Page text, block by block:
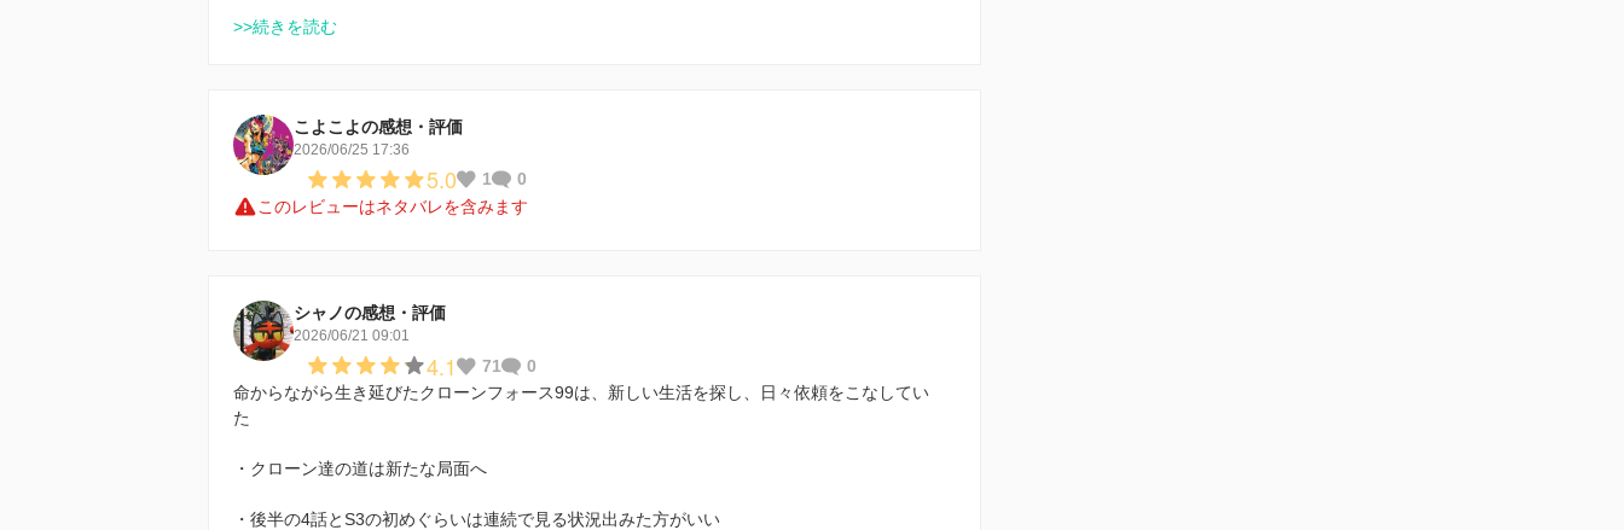
>>続きを読む
こよこよの感想・評価
2026/06/25 17:36
5.0 1
0
このレビューはネタバレを含みます
シャノの感想・評価
2026/06/21 09:01
4.1 71
0
命からながら生き延びたクローンフォース99は、新しい生活を探し、日々依頼をこなしてい
た
・クローン達の道は新たな局面へ
・後半の4話とS3の初めぐらいは連続で見る状況出みた方がいい